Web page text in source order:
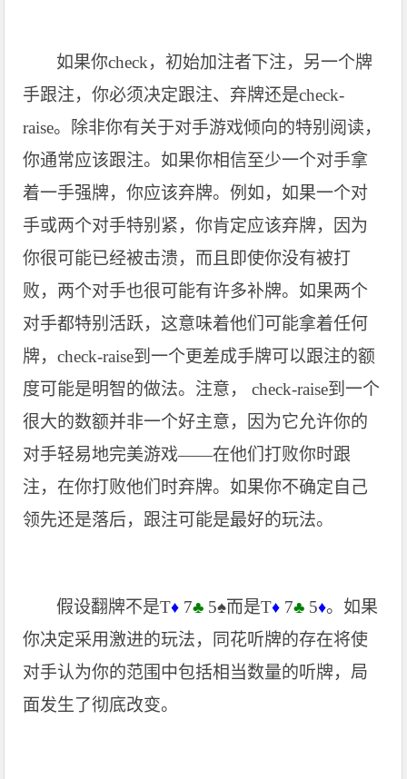
如果你check，初始加注者下注，另一个牌
手跟注，你必须决定跟注、弃牌还是check-
raise。除非你有关于对手游戏倾向的特别阅读，
你通常应该跟注。如果你相信至少一个对手拿
着一手强牌，你应该弃牌。例如，如果一个对
手或两个对手特别紧，你肯定应该弃牌，因为
你很可能已经被击溃，而且即使你没有被打
败，两个对手也很可能有许多补牌。如果两个
对手都特别活跃，这意味着他们可能拿着任何
牌，check-raise到一个更差成手牌可以跟注的额
度可能是明智的做法。注意， check-raise到一个
很大的数额并非一个好主意，因为它允许你的
对手轻易地完美游戏——在他们打败你时跟
注，在你打败他们时弃牌。如果你不确定自己
领先还是落后，跟注可能是最好的玩法。
假设翻牌不是T♦ 7♣ 5♠而是T♦ 7♣ 5♦。如果
你决定采用激进的玩法，同花听牌的存在将使
对手认为你的范围中包括相当数量的听牌，局
面发生了彻底改变。